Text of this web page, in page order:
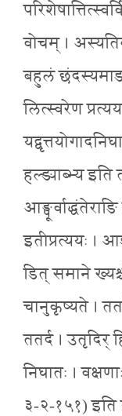
वोचम् ।
बहुलं
लित्स्वरेण
हल्ङ्याब्भ्य इति
इतीप्रत्ययः ।
डित् समाने
चानुकृष्यते ।
ततर्द । उतृदिर्
निघातः ।
३-२-१५१) इति